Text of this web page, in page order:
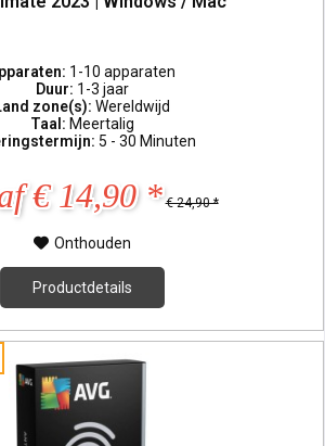
1-10 apparaten
Duur: 1-3 jaar
zone(s):Wereldwijd
Taal: Meertalig
5 - 30 Minuten
€ 14,90 * € 24,90 *
Onthouden
Productdetails